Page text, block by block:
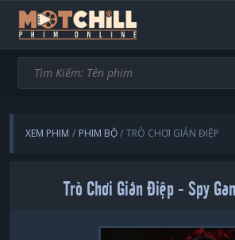
XEM PHIM PHIM BỘ TRÒ CHƠI GIÁN ĐIỆP
Trò Chơi Gián Điệp - Spy